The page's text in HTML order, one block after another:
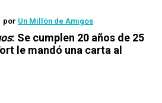
por Un Millón de Amigos
: Se cumplen 20 años de 25
le mandó una carta al